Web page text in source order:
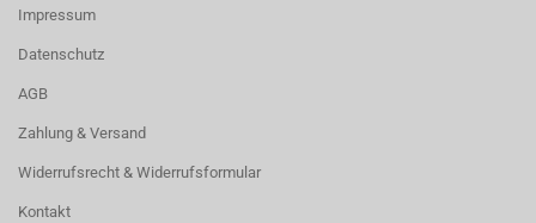
Impressum
Datenschutz
AGB
Zahlung & Versand
Widerrufsrecht & Widerrufsformular
Kontakt